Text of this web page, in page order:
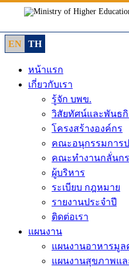
content
EN
TH
หน้าแรก
เกี่ยวกับเรา
รู้จัก บพข.
วิสัยทัศน์และพันธกิ
โครงสร้างองค์กร
คณะอนุกรรมการ
คณะทำงานกลั่นก
ผู้บริหาร
ระเบียบ กฎหมาย
รายงานประจำปี
ติดต่อเรา
แผนงาน
แผนงานอาหารมูล
แผนงานสุขภาพแ